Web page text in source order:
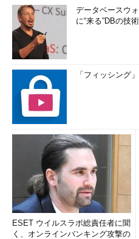
データベースウ
に“来る”DBの技
「フィッシング
ESET ウイルスラボ総責任者に聞
く、オンラインバンキング攻撃の